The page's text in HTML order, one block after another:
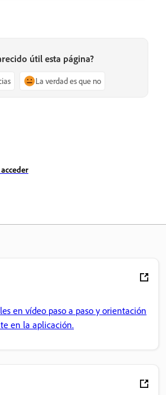
útil esta página?
La verdad es que no
en vídeo paso a paso y orientación
en la aplicación.